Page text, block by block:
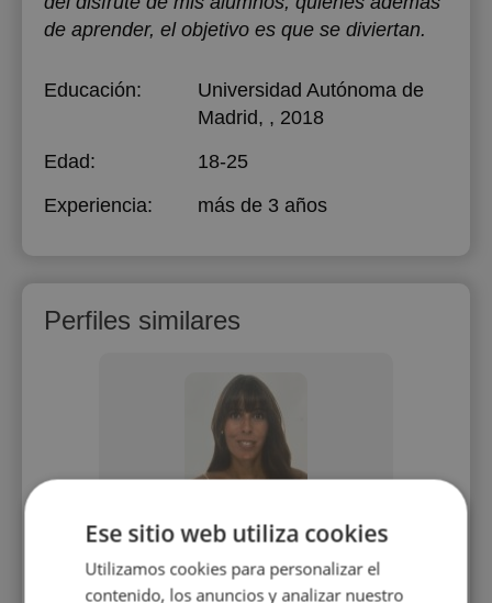
de aprender, el objetivo es que se diviertan.
Educación:
Universidad Autónoma de
Madrid, , 2018
Edad:
18-25
Experiencia:
más de 3 años
Perfiles similares
vocabulario, comprensión — para
niños
Ese sitio web utiliza cookies
Utilizamos cookies para personalizar el
contenido, los anuncios y analizar nuestro